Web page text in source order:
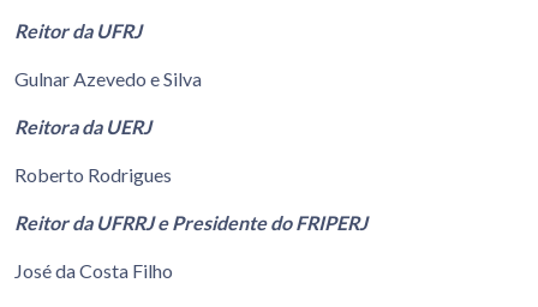
Reitor da UFRJ
Gulnar Azevedo e Silva
Reitora da UERJ
Roberto Rodrigues
Reitor da UFRRJ e Presidente do FRIPERJ
José da Costa Filho